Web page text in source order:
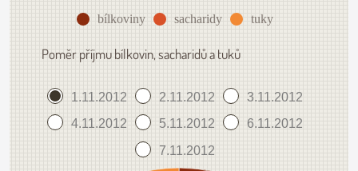
bílkoviny sacharidy tuky
Poměr příjmu bílkovin, sacharidů a tuků
1.11.2012 2.11.2012
3.11.2012
4.11.2012
5.11.2012
6.11.2012
7.11.2012